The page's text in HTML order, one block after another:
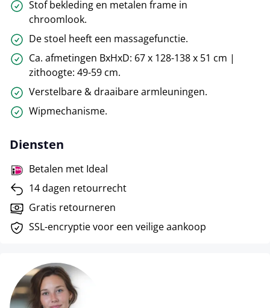
Stof bekleding en metalen frame in
chroomlook.
De stoel heeft een massagefunctie.
Ca. afmetingen BxHxD: 67 x 128-138 x 51 cm |
zithoogte: 49-59 cm.
Verstelbare & draaibare armleuningen.
Wipmechanisme.
Diensten
Betalen met Ideal
14 dagen retourrecht
Gratis retourneren
SSL-encryptie voor een veilige aankoop